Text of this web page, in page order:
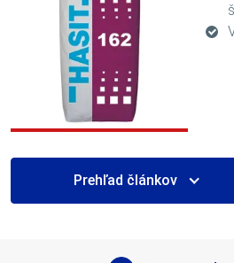
Prehľad článkov